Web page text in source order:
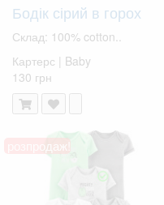
Бодік сірий в горох
Склад: 100% cotton..
Картерс | Baby
130 грн
розпродаж!